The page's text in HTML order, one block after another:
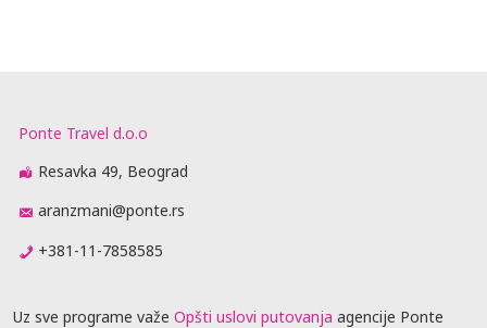
Ponte Travel d.o.o
Resavka 49, Beograd
aranzmani@ponte.rs
+381-11-7858585
Uz sve programe važe Opšti uslovi putovanja agencije Ponte